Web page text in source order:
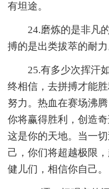
有坦途。
24.磨炼的是非凡
搏的是出类拔萃的耐力
25.有多少次挥汗
终相信，去拼搏才能
努力。热血在赛场沸
你将赢得胜利，创造
这是你的天地。当一
己，你们将超越极限
健儿们，相信你自己。